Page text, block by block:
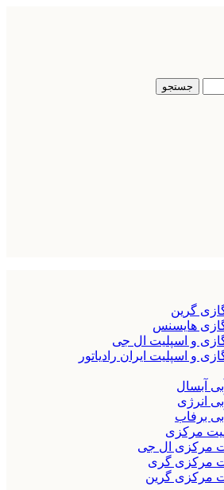
جستجو
گرین
هایسنس
و اسپلیت ال جی
و اسپلیت ایران رادیاتور
آبسال
انرژی
برفاب
مرکزی
مرکزی ال جی
مرکزی گری
مرکزی گرین